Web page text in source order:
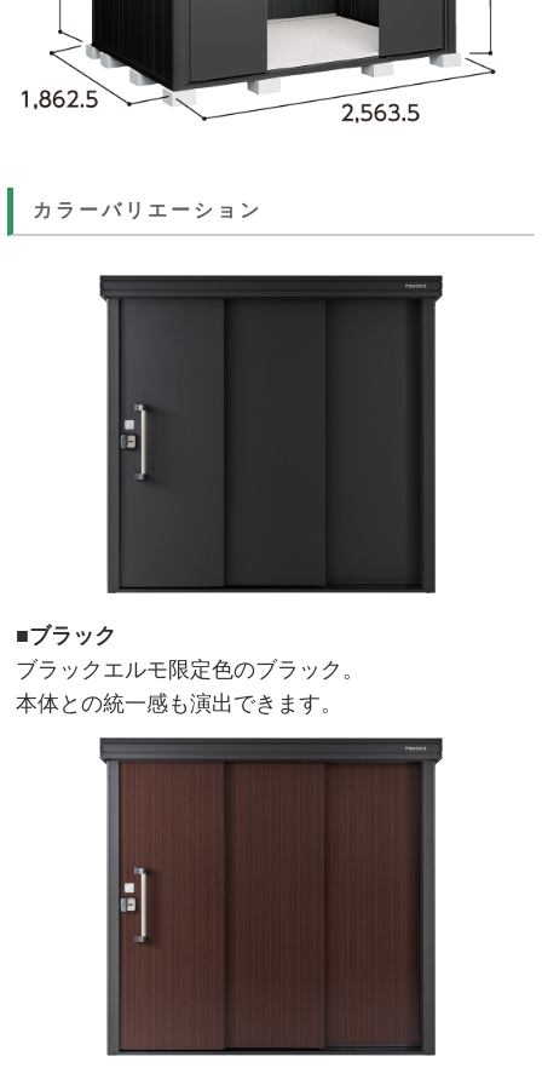
カラーバリエーション
■ブラック
ブラックエルモ限定色のブラック。
本体との統一感も演出できます。